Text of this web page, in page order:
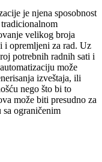
je njena sposobnost
velikog broja
i opremljeni za rad. Uz
potrebnih radnih sati i
može
izveštaja, ili
nego što bi to
može biti presudno za
sa ograničenim